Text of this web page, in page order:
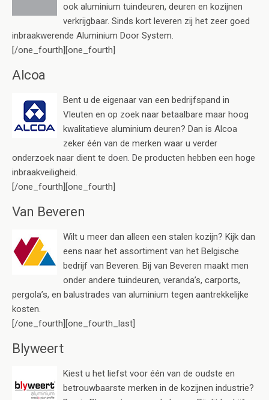
ook aluminium tuindeuren, deuren en kozijnen
verkrijgbaar. Sinds kort leveren zij het zeer goed
inbraakwerende Aluminium Door System.
[/one_fourth][one_fourth]
Alcoa
Bent u de eigenaar van een bedrijfspand in
Vleuten en op zoek naar betaalbare maar hoog
kwalitatieve aluminium deuren? Dan is Alcoa
zeker één van de merken waar u verder
onderzoek naar dient te doen. De producten hebben een hoge
inbraakveiligheid.
[/one_fourth][one_fourth]
Van Beveren
Wilt u meer dan alleen een stalen kozijn? Kijk dan
eens naar het assortiment van het Belgische
bedrijf van Beveren. Bij van Beveren maakt men
onder andere tuindeuren, veranda’s, carports,
pergola’s, en balustrades van aluminium tegen aantrekkelijke
kosten.
[/one_fourth][one_fourth_last]
Blyweert
Kiest u het liefst voor één van de oudste en
betrouwbaarste merken in de kozijnen industrie?